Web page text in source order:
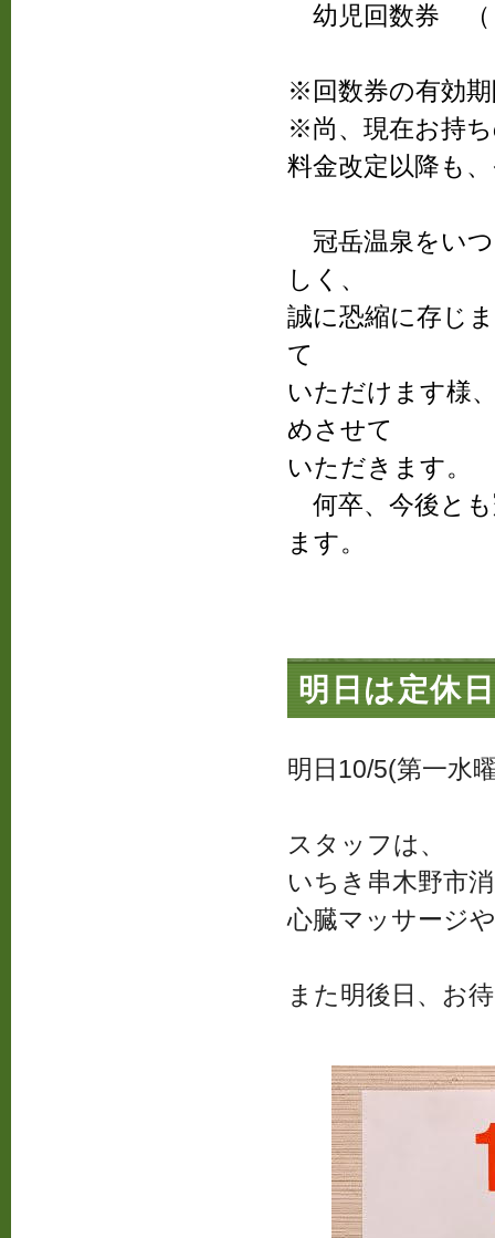
幼児回数券 （
※回数券の有効
※尚、現在お持
料金改定以降も
冠岳温泉をい
しく、
誠に恐縮に存じ
て
いただけます様
めさせて
いただきます。
何卒、今後と
ます。
明日は定休
明日10/5(第一水
スタッフは、
いちき串木野市
心臓マッサージ
また明後日、お